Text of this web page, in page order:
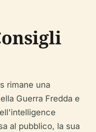
rimane una
Guerra Fredda e
al pubblico, la sua